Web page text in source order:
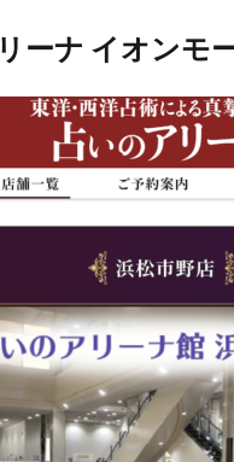
ーナ イオンモ